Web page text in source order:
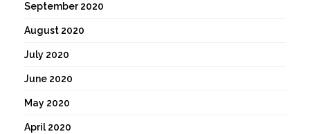
September 2020
August 2020
July 2020
June 2020
May 2020
April 2020